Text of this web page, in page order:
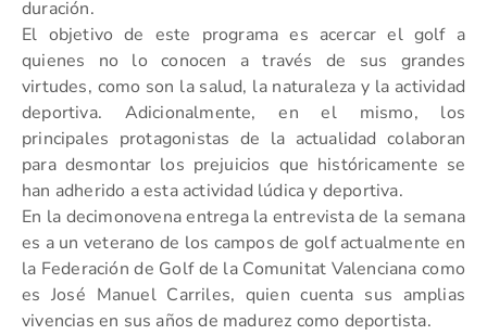
duración.
El objetivo de este programa es acercar el golf a
quienes no lo conocen a través de sus grandes
virtudes, como son la salud, la naturaleza y la actividad
deportiva. Adicionalmente, en el mismo, los
principales protagonistas de la actualidad colaboran
para desmontar los prejuicios que históricamente se
han adherido a esta actividad lúdica y deportiva.
En la decimonovena entrega la entrevista de la semana
es a un veterano de los campos de golf actualmente en
la Federación de Golf de la Comunitat Valenciana como
es José Manuel Carriles, quien cuenta sus amplias
vivencias en sus años de madurez como deportista.